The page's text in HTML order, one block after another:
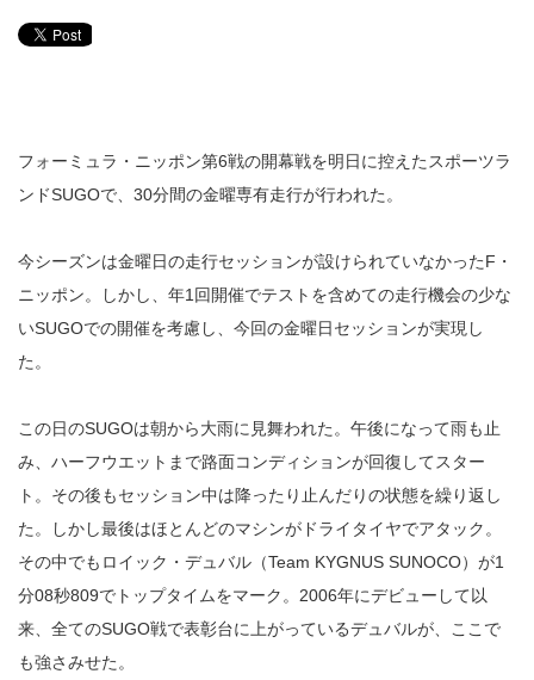
フォーミュラ・ニッポン第6戦の開幕戦を明日に控えたスポーツラ
ンドSUGOで、30分間の金曜専有走行が行われた。
今シーズンは金曜日の走行セッションが設けられていなかったF・
ニッポン。しかし、年1回開催でテストを含めての走行機会の少な
いSUGOでの開催を考慮し、今回の金曜日セッションが実現し
た。
この日のSUGOは朝から大雨に見舞われた。午後になって雨も止
み、ハーフウエットまで路面コンディションが回復してスター
ト。その後もセッション中は降ったり止んだりの状態を繰り返し
た。しかし最後はほとんどのマシンがドライタイヤでアタック。
その中でもロイック・デュバル（Team KYGNUS SUNOCO）が1
分08秒809でトップタイムをマーク。2006年にデビューして以
来、全てのSUGO戦で表彰台に上がっているデュバルが、ここで
も強さみせた。